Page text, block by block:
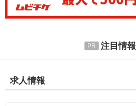
注目情報
求人情報